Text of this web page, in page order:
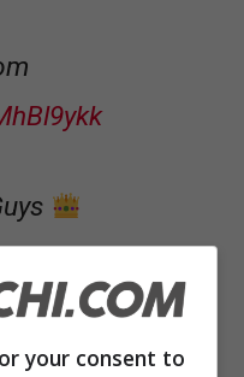
10,
your consent to